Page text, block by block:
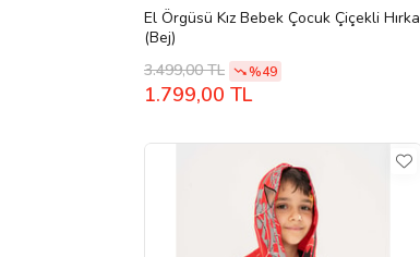
El Örgüsü Kız Bebek Çocuk Çiçekli Hırka
(Bej)
3.499,00 TL
%49
1.799,00 TL